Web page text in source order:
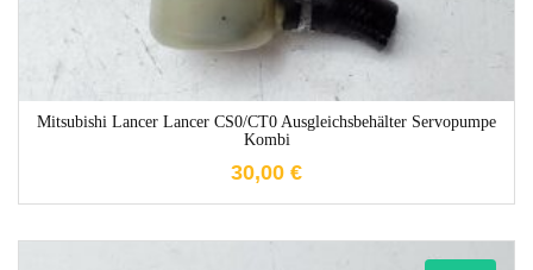
Mitsubishi Lancer Lancer CS0/CT0 Ausgleichsbehälter Servopumpe
Kombi
30,00 €